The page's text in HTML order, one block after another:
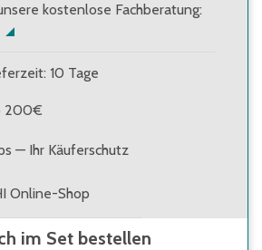
kostenlose Fachberatung:
10 Tage
200€
— Ihr Käuferschutz
Online-Shop
im Set bestellen